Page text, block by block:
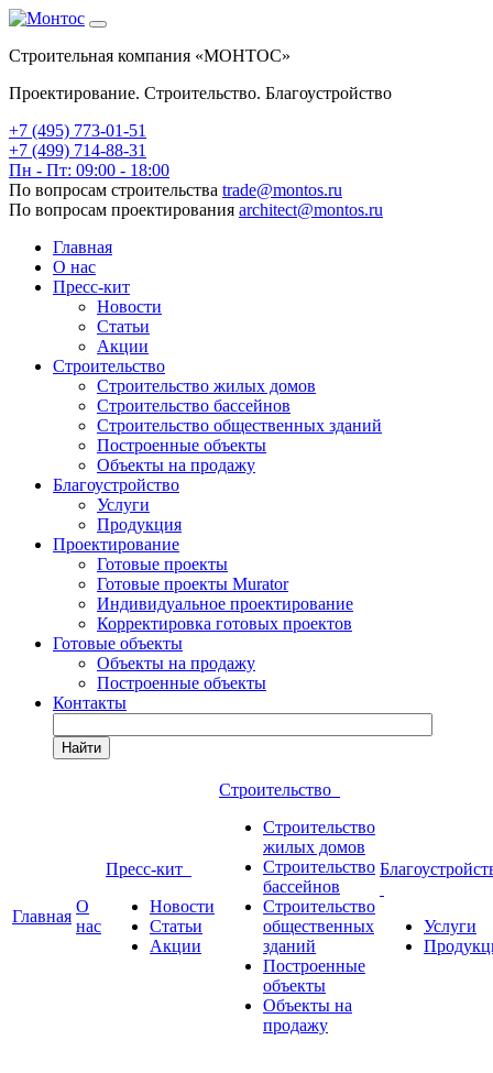
Строительная компания «МОНТОС»
Проектирование. Строительство. Благоустройство
+7 (495) 773-01-51
+7 (499) 714-88-31
Пн - Пт: 09:00 - 18:00
По вопросам строительства trade@montos.ru
По вопросам проектирования architect@montos.ru
Главная
О нас
Пресс-кит
Новости
Статьи
Акции
Строительство
Строительство жилых домов
Строительство бассейнов
Строительство общественных зданий
Построенные объекты
Объекты на продажу
Благоустройство
Услуги
Продукция
Проектирование
Готовые проекты
Готовые проекты Murator
Индивидуальное проектирование
Корректировка готовых проектов
Готовые объекты
Объекты на продажу
Построенные объекты
Контакты
Найти
Главная
О
нас
Пресс-кит
Новости
Статьи
Акции
Строительство
Строительство
жилых домов
Строительство
бассейнов
Строительство
общественных
зданий
Построенные
объекты
Объекты на
продажу
Услуги